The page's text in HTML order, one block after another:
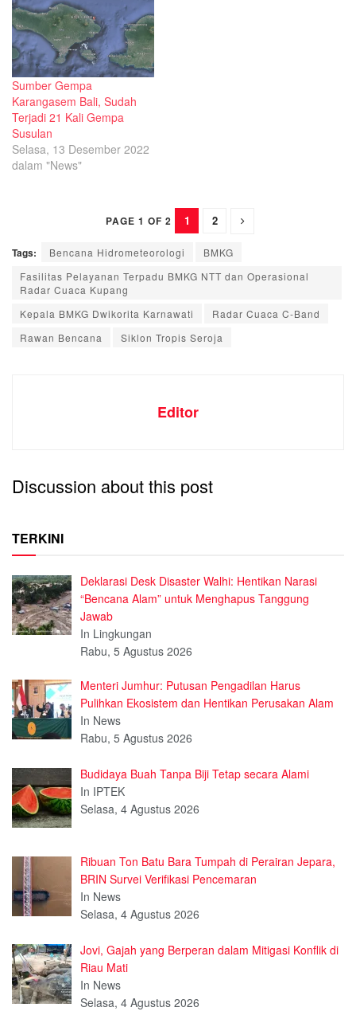
Sumber Gempa
Karangasem Bali, Sudah
Terjadi 21 Kali Gempa
Susulan
Selasa, 13 Desember 2022
dalam "News"
PAGE 1 OF 2 1 2
Tags: Bencana Hidrometeorologi
BMKG
Fasilitas Pelayanan Terpadu BMKG NTT dan Operasional
Radar Cuaca Kupang
Kepala BMKG Dwikorita Karnawati
Radar Cuaca C-Band
Rawan Bencana
Siklon Tropis Seroja
Editor
Discussion about this post
TERKINI
Deklarasi Desk Disaster Walhi: Hentikan Narasi
“Bencana Alam” untuk Menghapus Tanggung
Jawab
In Lingkungan
Rabu, 5 Agustus 2026
Menteri Jumhur: Putusan Pengadilan Harus
Pulihkan Ekosistem dan Hentikan Perusakan Alam
In News
Rabu, 5 Agustus 2026
Budidaya Buah Tanpa Biji Tetap secara Alami
In IPTEK
Selasa, 4 Agustus 2026
Ribuan Ton Batu Bara Tumpah di Perairan Jepara,
BRIN Survei Verifikasi Pencemaran
In News
Selasa, 4 Agustus 2026
Jovi, Gajah yang Berperan dalam Mitigasi Konflik di
Riau Mati
In News
Selasa, 4 Agustus 2026